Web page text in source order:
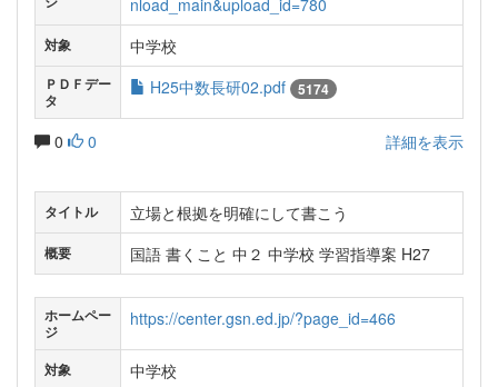
nload_main&upload_id=780
対象 中学校
ＰＤＦデー
タ
H25中数長研02.pdf 5174
0 0 詳細を表示
タイトル 立場と根拠を明確にして書こう
概要 国語 書くこと 中２ 中学校 学習指導案 H27
ホームペー
ジ
https://center.gsn.ed.jp/?page_id=466
対象 中学校